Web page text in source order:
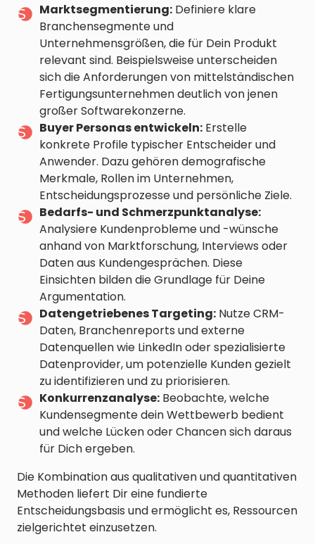
Marktsegmentierung: Definiere klare
Branchensegmente und
Unternehmensgrößen, die für Dein Produkt
relevant sind. Beispielsweise unterscheiden
sich die Anforderungen von mittelständischen
Fertigungsunternehmen deutlich von jenen
großer Softwarekonzerne.
Buyer Personas entwickeln: Erstelle
konkrete Profile typischer Entscheider und
Anwender. Dazu gehören demografische
Merkmale, Rollen im Unternehmen,
Entscheidungsprozesse und persönliche Ziele.
Bedarfs- und Schmerzpunktanalyse:
Analysiere Kundenprobleme und -wünsche
anhand von Marktforschung, Interviews oder
Daten aus Kundengesprächen. Diese
Einsichten bilden die Grundlage für Deine
Argumentation.
Datengetriebenes Targeting: Nutze CRM-
Daten, Branchenreports und externe
Datenquellen wie LinkedIn oder spezialisierte
Datenprovider, um potenzielle Kunden gezielt
zu identifizieren und zu priorisieren.
Konkurrenzanalyse: Beobachte, welche
Kundensegmente dein Wettbewerb bedient
und welche Lücken oder Chancen sich daraus
für Dich ergeben.
Die Kombination aus qualitativen und quantitativen
Methoden liefert Dir eine fundierte
Entscheidungsbasis und ermöglicht es, Ressourcen
zielgerichtet einzusetzen.